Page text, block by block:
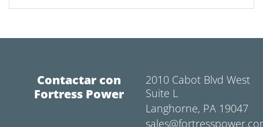
Contactar con
Fortress Power
2010 Cabot Blvd West
Suite L
Langhorne, PA 19047